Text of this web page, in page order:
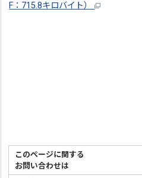
F：715.8キロバイト）
このページに関する
お問い合わせは